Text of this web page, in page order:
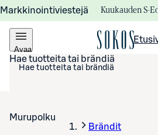
Markkinointiviestejä Kuukauden S-
Avaa
valikko
Hae tuotteita tai brändiä
Murupolku
Brändit